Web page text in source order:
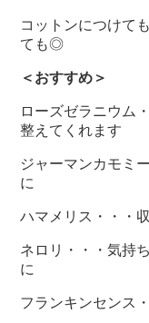
コットンにつけて
ても◎
＜おすすめ＞
ローズゼラニウム
整えてくれます
ジャーマンカモミ
に
ハマメリス・・・
ネロリ・・・気持
に
フランキンセンス